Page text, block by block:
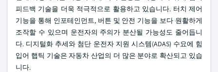
피드백 기술을 더욱 적극적으로 활용하고 있습니다. 터치 제어
기능을 통해 인포테인먼트, 버튼 및 안전 기능을 보다 원활하게
조작할 수 있으며 운전자의 주의가 분산될 가능성도 줄어듭니
다. 디지털화 추세와 첨단 운전자 지원 시스템(ADAS) 수요에 힘
입어 햅틱 기술은 자동차 산업의 더 많은 분야로 확산되고 있습
니다.